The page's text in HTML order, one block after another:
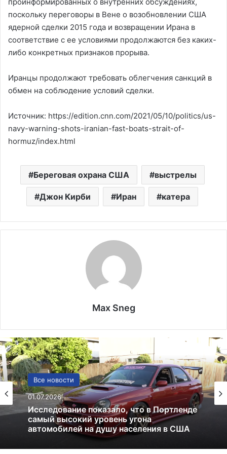
поскольку переговоры в Вене о возобновлении США
ядерной сделки 2015 года и возвращении Ирана в
соответствие с ее условиями продолжаются без каких-
либо конкретных признаков прорыва.
Иранцы продолжают требовать облегчения санкций в
обмен на соблюдение условий сделки.
Источник: https://edition.cnn.com/2021/05/10/politics/us-
navy-warning-shots-iranian-fast-boats-strait-of-
hormuz/index.html
Береговая охрана США выстрелы
Джон Кирби Иран катера
Max Sneg
Все новости
01.07.2026
США
13.06.2025
Америка имеет огромный избыток сыра